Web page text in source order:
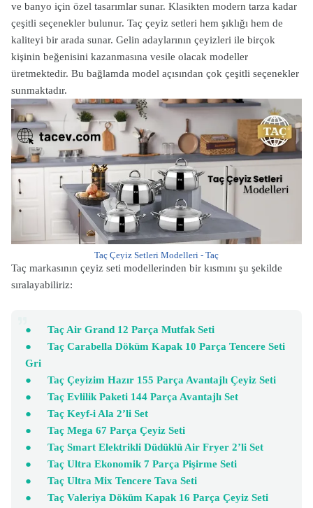
ve banyo için özel tasarımlar sunar. Klasikten modern tarza kadar
çeşitli seçenekler bulunur. Taç çeyiz setleri hem şıklığı hem de
kaliteyi bir arada sunar. Gelin adaylarının çeyizleri ile birçok
kişinin beğenisini kazanmasına vesile olacak modeller
üretmektedir. Bu bağlamda model açısından çok çeşitli seçenekler
sunmaktadır.
Taç Çeyiz Setleri Modelleri - Taç
Taç markasının çeyiz seti modellerinden bir kısmını şu şekilde
sıralayabiliriz:
●
Taç Air Grand 12 Parça Mutfak Seti
●
Taç Carabella Döküm Kapak 10 Parça Tencere Seti
Gri
●
Taç Çeyizim Hazır 155 Parça Avantajlı Çeyiz Seti
●
Taç Evlilik Paketi 144 Parça Avantajlı Set
●
Taç Keyf-i Ala 2’li Set
●
Taç Mega 67 Parça Çeyiz Seti
●
Taç Smart Elektrikli Düdüklü Air Fryer 2’li Set
●
Taç Ultra Ekonomik 7 Parça Pişirme Seti
●
Taç Ultra Mix Tencere Tava Seti
●
Taç Valeriya Döküm Kapak 16 Parça Çeyiz Seti